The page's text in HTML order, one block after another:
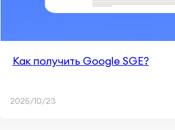
Как получить Google SGE?
2025/10/23